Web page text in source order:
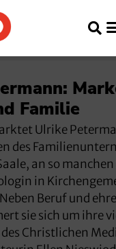
Familie
Ulrike
des
an so
in
Beruf und
sie sich um ihre
des Christlichen